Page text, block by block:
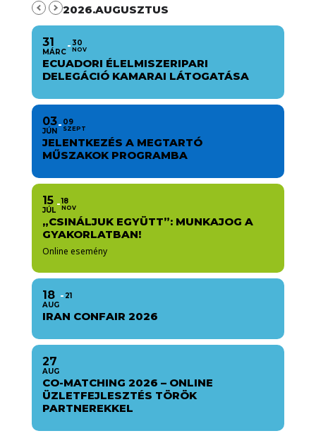
2026.AUGUSZTUS
31
MÁRC
30
NOV
ECUADORI ÉLELMISZERIPARI
DELEGÁCIÓ KAMARAI LÁTOGATÁSA
03
JÚN
09
SZEPT
JELENTKEZÉS A MEGTARTÓ
MŰSZAKOK PROGRAMBA
15
JÚL
18
NOV
„CSINÁLJUK EGYÜTT”: MUNKAJOG A
GYAKORLATBAN!
Online esemény
18
AUG
21
IRAN CONFAIR 2026
27
AUG
CO-MATCHING 2026 – ONLINE
ÜZLETFEJLESZTÉS TÖRÖK
PARTNEREKKEL